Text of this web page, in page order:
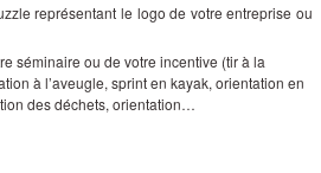
représentant le logo de votre entreprise ou
séminaire ou de votre incentive (tir à la
à l’aveugle, sprint en kayak, orientation en
des déchets, orientation…